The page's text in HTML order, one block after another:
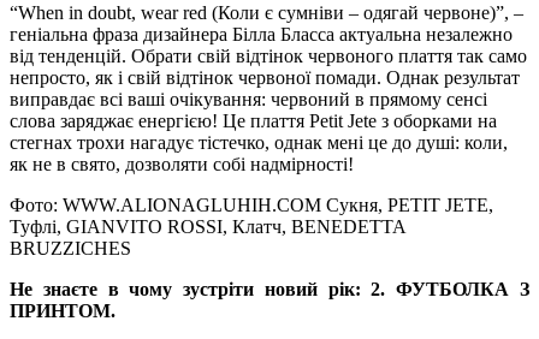
“When in doubt, wear red (Коли є сумніви – одягай червоне)”, –
геніальна фраза дизайнера Білла Бласса актуальна незалежно
від тенденцій. Обрати свій відтінок червоного плаття так само
непросто, як і свій відтінок червоної помади. Однак результат
виправдає всі ваші очікування: червоний в прямому сенсі
слова заряджає енергією! Це плаття Petit Jete з оборками на
стегнах трохи нагадує тістечко, однак мені це до душі: коли,
як не в свято, дозволяти собі надмірності!
Фото: WWW.ALIONAGLUHIH.COM Сукня, PETIT JETE,
Туфлі, GIANVITO ROSSI, Клатч, BENEDETTA
BRUZZICHES
Не знаєте в чому зустріти новий рік:2. ФУТБОЛКА З
ПРИНТОМ.